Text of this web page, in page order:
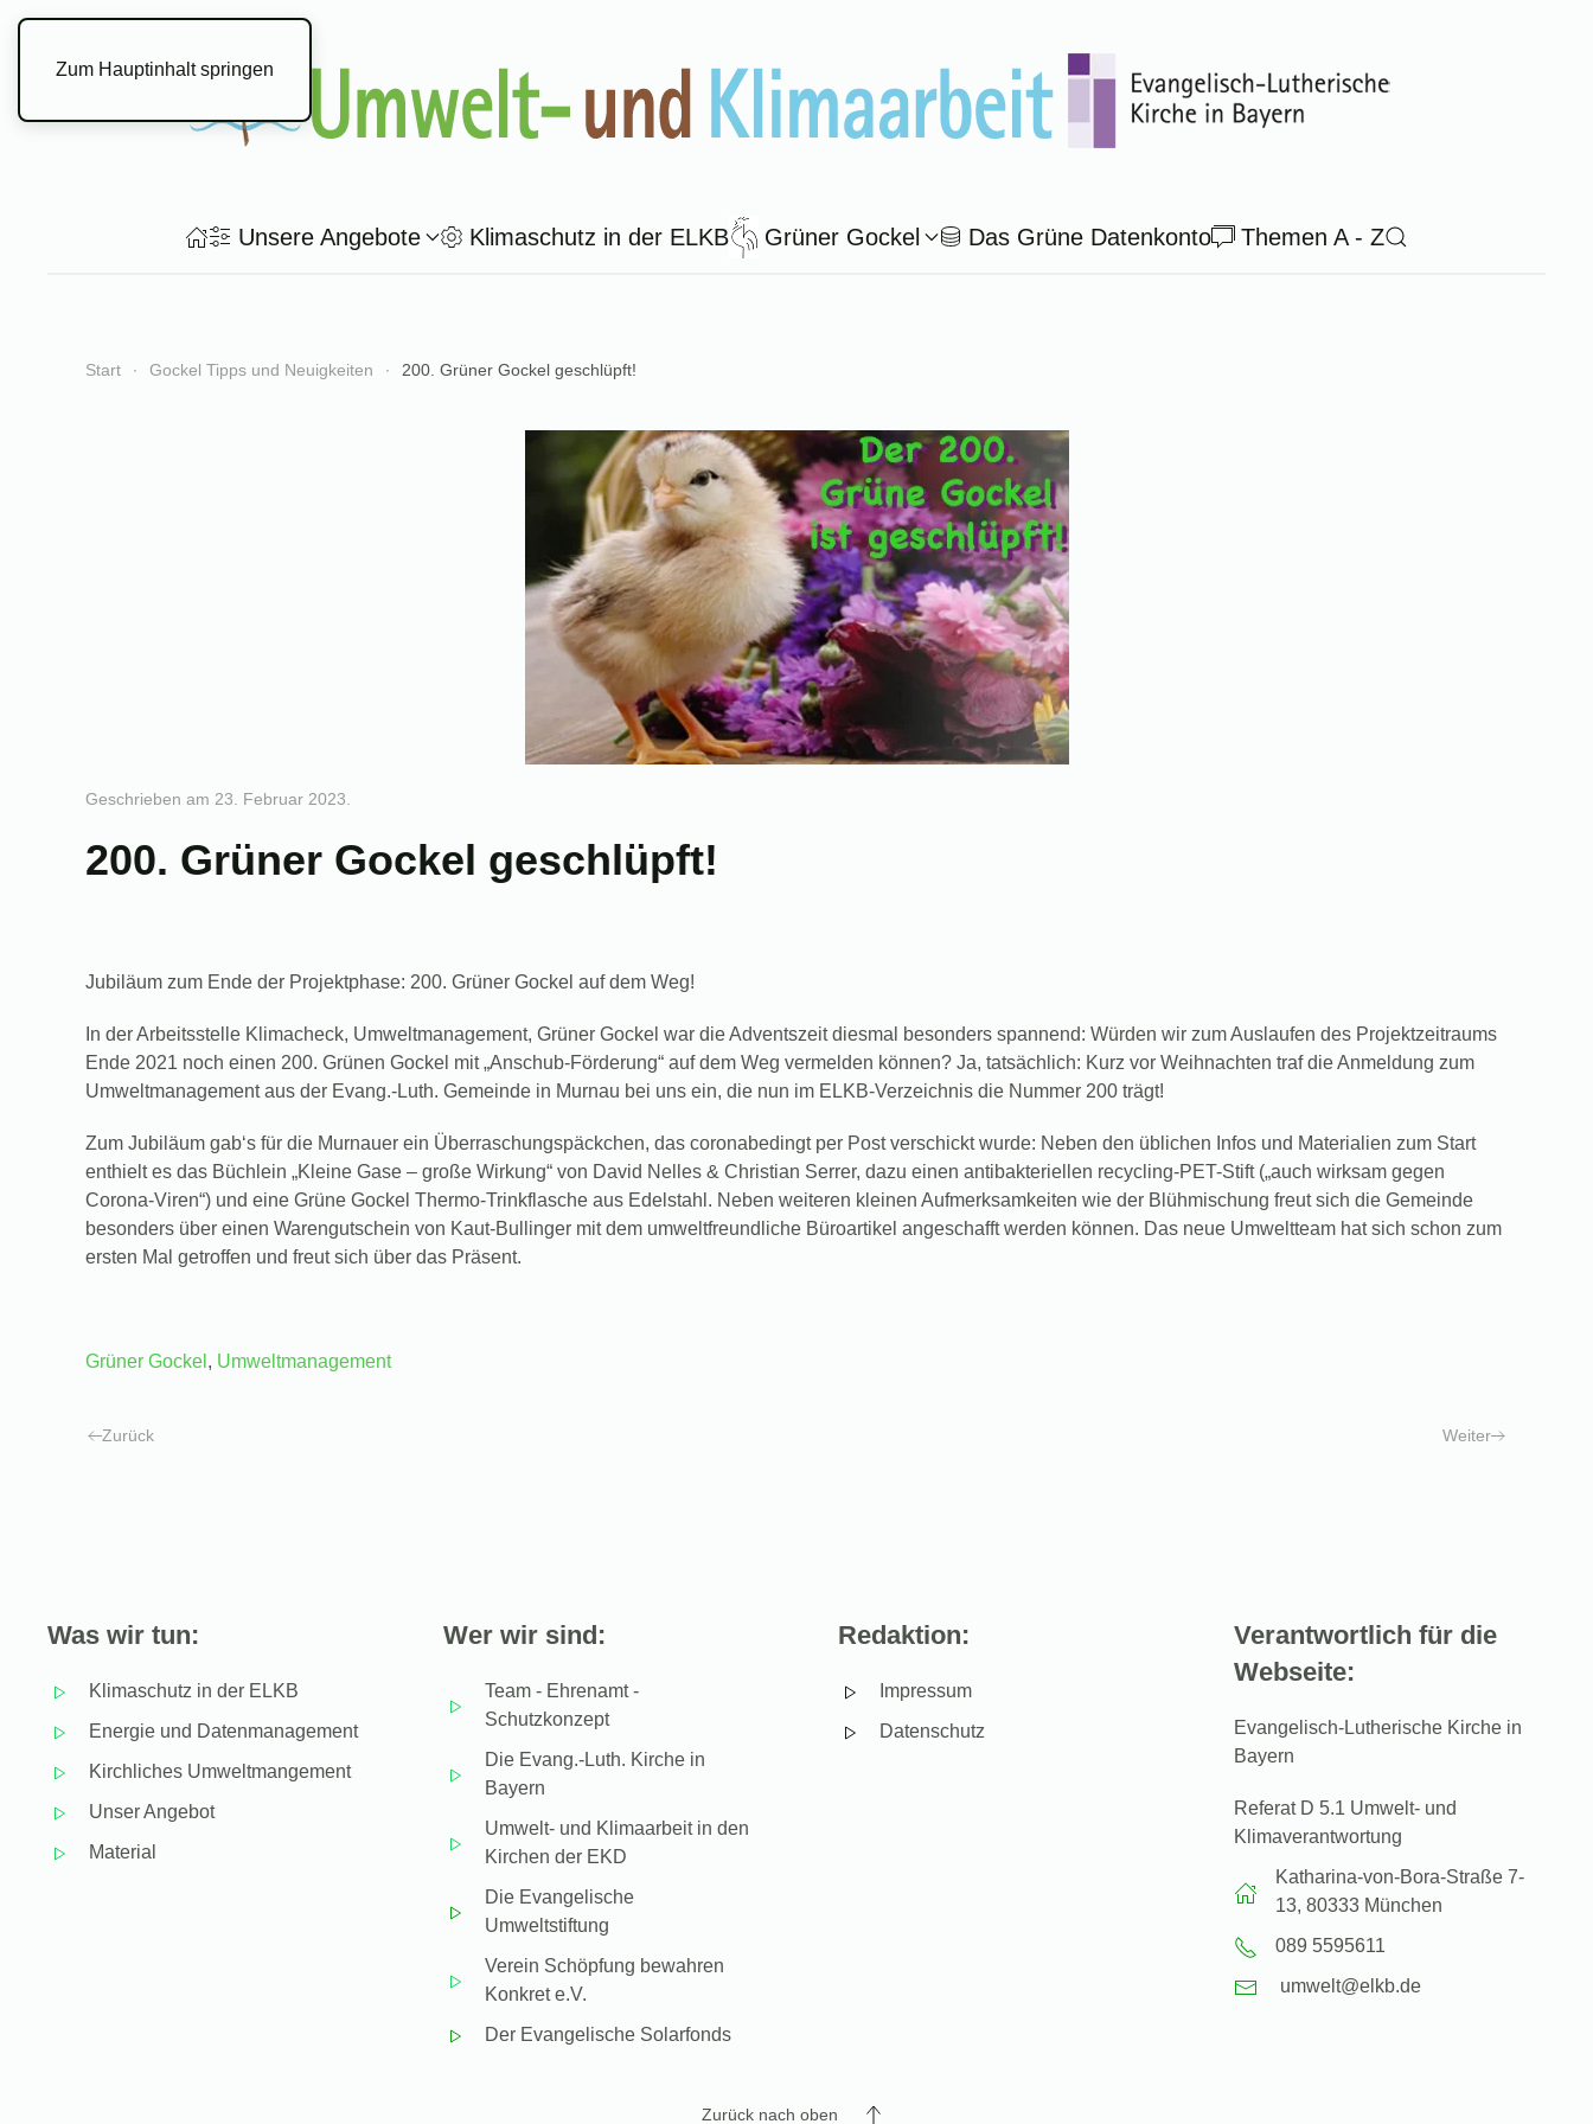
Zum Hauptinhalt springen
Unsere Angebote Klimaschutz in der ELKB Grüner Gockel Das Grüne Datenkonto Themen A - Z
Start Gockel Tipps und Neuigkeiten 200. Grüner Gockel geschlüpft!
Geschrieben am 23. Februar 2023
200. Grüner Gockel geschlüpft!
Jubiläum zum Ende der Projektphase: 200. Grüner Gockel auf dem Weg!
In der Arbeitsstelle Klimacheck, Umweltmanagement, Grüner Gockel war die Adventszeit diesmal besonders spannend: Würden wir zum Auslaufen des Projektzeitraums
Ende 2021 noch einen 200. Grünen Gockel mit „Anschub-Förderung“ auf dem Weg vermelden können? Ja, tatsächlich: Kurz vor Weihnachten traf die Anmeldung zum
Umweltmanagement aus der Evang.-Luth. Gemeinde in Murnau bei uns ein, die nun im ELKB-Verzeichnis die Nummer 200 trägt!
Zum Jubiläum gab‘s für die Murnauer ein Überraschungspäckchen, das coronabedingt per Post verschickt wurde: Neben den üblichen Infos und Materialien zum Start
enthielt es das Büchlein „Kleine Gase – große Wirkung“ von David Nelles & Christian Serrer, dazu einen antibakteriellen recycling-PET-Stift („auch wirksam gegen
Corona-Viren“) und eine Grüne Gockel Thermo-Trinkflasche aus Edelstahl. Neben weiteren kleinen Aufmerksamkeiten wie der Blühmischung freut sich die Gemeinde
besonders über einen Warengutschein von Kaut-Bullinger mit dem umweltfreundliche Büroartikel angeschafft werden können. Das neue Umweltteam hat sich schon zum
ersten Mal getroffen und freut sich über das Präsent.
Grüner Gockel , Umweltmanagement
Zurück Weiter
Was wir tun:
Klimaschutz in der ELKB
Energie und Datenmanagement
Kirchliches Umweltmangement
Unser Angebot
Material
Wer wir sind:
Team - Ehrenamt -
Schutzkonzept
Die Evang.-Luth. Kirche in
Bayern
Umwelt- und Klimaarbeit in den
Kirchen der EKD
Die Evangelische
Umweltstiftung
Verein Schöpfung bewahren
Konkret e.V.
Der Evangelische Solarfonds
Redaktion:
Impressum
Datenschutz
Verantwortlich für die
Webseite:
Evangelisch-Lutherische Kirche in
Bayern
Referat D 5.1 Umwelt- und
Klimaverantwortung
Katharina-von-Bora-Straße 7-
13, 80333 München
089 5595611
umwelt@elkb.de
Zurück nach oben